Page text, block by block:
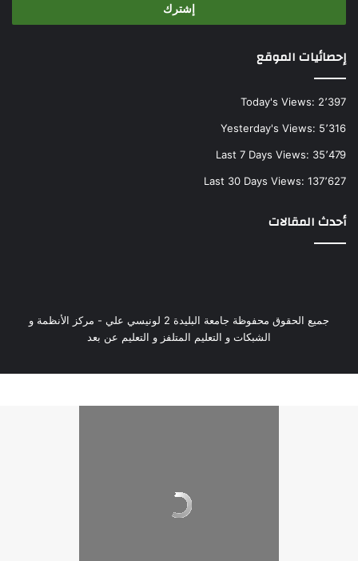
إحصائيات الموقع
Today's Views: 2٬397
Yesterday's Views: 5٬316
Last 7 Days Views: 35٬479
Last 30 Days Views: 137٬627
أحدث المقالات
جميع الحقوق محفوظة جامعة البليدة 2 لونيسي علي - مركز الأنظمة و
الشبكات و التعليم المتلفز و التعليم عن بعد